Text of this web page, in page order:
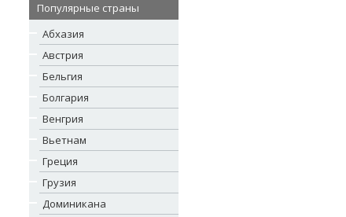
Популярные страны
Абхазия
Австрия
Бельгия
Болгария
Венгрия
Вьетнам
Греция
Грузия
Доминикана